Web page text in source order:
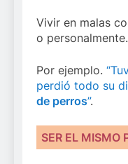
Vivir en malas
o personalmente.
Por ejemplo.
perdió todo su
de perros”.
SER EL MISMO